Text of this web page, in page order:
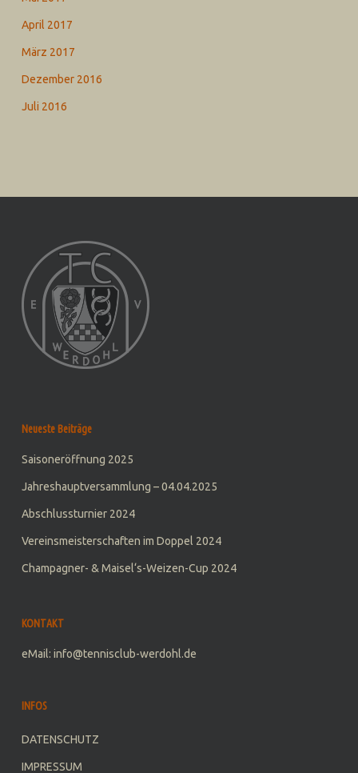
April 2017
März 2017
Dezember 2016
Juli 2016
Neueste Beiträge
Saisoneröffnung 2025
Jahreshauptversammlung – 04.04.2025
Abschlussturnier 2024
Vereinsmeisterschaften im Doppel 2024
Champagner- & Maisel‘s-Weizen-Cup 2024
KONTAKT
eMail: info@tennisclub-werdohl.de
INFOS
DATENSCHUTZ
IMPRESSUM